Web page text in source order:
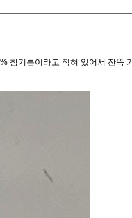
참기름이라고 적혀 있어서 잔뜩